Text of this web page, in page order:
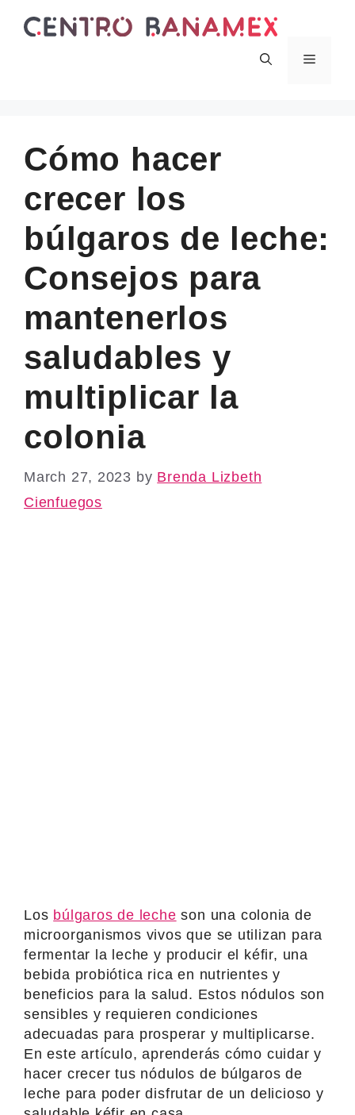
Menu
Cómo hacer
crecer los
búlgaros de leche:
Consejos para
mantenerlos
saludables y
multiplicar la
colonia
March 27, 2023 by Brenda Lizbeth
Cienfuegos
Los búlgaros de leche son una colonia de
microorganismos vivos que se utilizan para
fermentar la leche y producir el kéfir, una
bebida probiótica rica en nutrientes y
beneficios para la salud. Estos nódulos son
sensibles y requieren condiciones
adecuadas para prosperar y multiplicarse.
En este artículo, aprenderás cómo cuidar y
hacer crecer tus nódulos de búlgaros de
leche para poder disfrutar de un delicioso y